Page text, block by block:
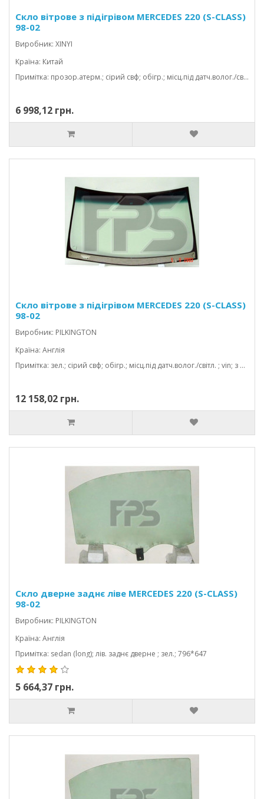
Скло вітрове з підігрівом MERCEDES 220 (S-CLASS)
98-02
Виробник: XINYI
Країна: Китай
Примітка: прозор.атерм.; сірий свф; обігр.; місц.під датч.волог./світл. ; vin; з молд.; 1550*972
6 998,12 грн.
Скло вітрове з підігрівом MERCEDES 220 (S-CLASS)
98-02
Виробник: PILKINGTON
Країна: Англія
Примітка: зел.; сірий свф; обігр.; місц.під датч.волог./світл. ; vin; з молд.; 1550*972
12 158,02 грн.
Скло дверне заднє ліве MERCEDES 220 (S-CLASS)
98-02
Виробник: PILKINGTON
Країна: Англія
Примітка: sedan (long); лів. заднє дверне ; зел.; 796*647
5 664,37 грн.